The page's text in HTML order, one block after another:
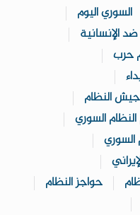
السوري اليوم
الإنسانية
حرب
جيش النظام
السوري
حواجز النظام